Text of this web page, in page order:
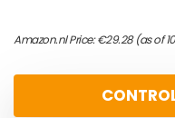
Amazon.nl Price:€29.28(as of